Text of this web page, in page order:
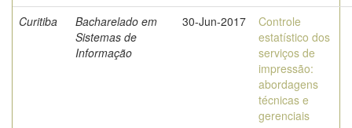
Curitiba
Bacharelado em
Sistemas de
Informação
30-Jun-2017
Controle
estatístico dos
serviços de
impressão:
abordagens
técnicas e
gerenciais